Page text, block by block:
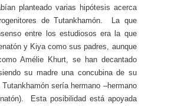
planteado varias hipótesis acerca
de Tutankhamón. La que
entre los estudiosos era la que
y Kiya como sus padres, aunque
Amélie Khurt, se han decantado
su madre una concubina de su
sería hermano –hermano
Esta posibilidad está apoyada